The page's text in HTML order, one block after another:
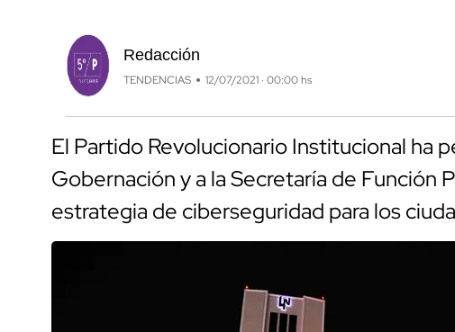
Redacción
TENDENCIAS 12/07/2021 · 00:00 hs
El Partido Revolucionario Institucional ha
Gobernación y a la Secretaría de Función
estrategia de ciberseguridad para los